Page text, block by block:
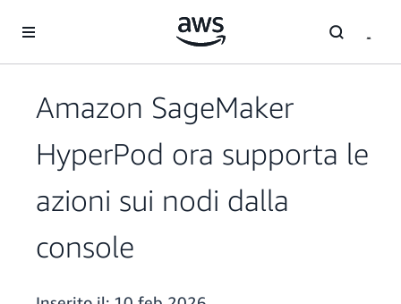
Amazon SageMaker
HyperPod ora supporta le
azioni sui nodi dalla
console